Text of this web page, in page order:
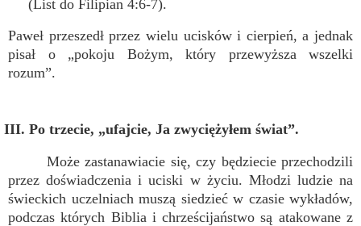
(List do Filipian 4:6-7).
Paweł przeszedł przez wielu ucisków i cierpień, a jednak
pisał o „pokoju Bożym, który przewyższa wszelki
rozum”.
III. Po trzecie, „ufajcie, Ja zwyciężyłem świat”.
Może zastanawiacie się, czy będziecie przechodzili
przez doświadczenia i uciski w życiu. Młodzi ludzie na
świeckich uczelniach muszą siedzieć w czasie wykładów,
podczas których Biblia i chrześcijaństwo są atakowane z